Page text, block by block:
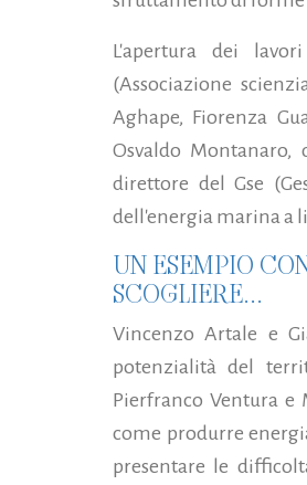
L'apertura dei
(Associazione
Aghape, Fiorenza
Osvaldo
direttore del Gse
dell'energia marina a
UN ESEMPIO
SCOGLIERE...
Vincenzo Artale e
potenzialità del
Pierfranco Ventura e
come produrre
presentare le